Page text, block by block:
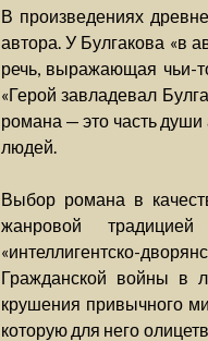
В произведениях
автора. У Булгакова «в
речь, выражающая чьи-
«Герой завладевал
романа — это часть души
людей.
Выбор романа в
жанровой
«интеллигентско-
Гражданской войны в
крушения привычного
которую для него